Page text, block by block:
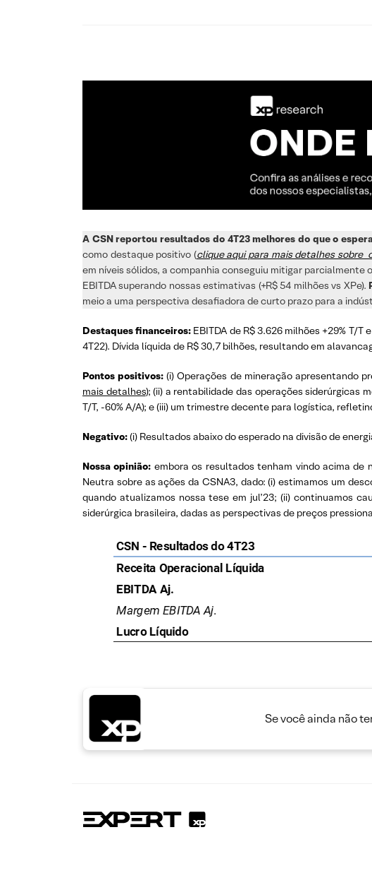
A CSN reportou resultados do 4T23 melhores do que o
como destaque positivo (clique aqui para mais detalhes sobre
em níveis sólidos, a companhia conseguiu mitigar parcialmente
EBITDA superando nossas estimativas (+R$ 54 milhões vs XPe).
meio a uma perspectiva desafiadora de curto prazo para a
Destaques financeiros: EBITDA de R$ 3.626 milhões +29% T/T
4T22). Dívida líquida de R$ 30,7 bilhões, resultando em
Pontos positivos:(i) Operações de mineração apresentando
mais detalhes); (ii) a rentabilidade das operações siderúrgicas
T/T, -60% A/A); e (iii) um trimestre decente para logística,
Negativo:(i) Resultados abaixo do esperado na divisão de
Nossa opinião: embora os resultados tenham vindo acima de
Neutra sobre as ações da CSNA3, dado: (i) estimamos um
quando atualizamos nossa tese em jul’23; (ii) continuamos
siderúrgica brasileira, dadas as perspectivas de preços
Se você ainda não